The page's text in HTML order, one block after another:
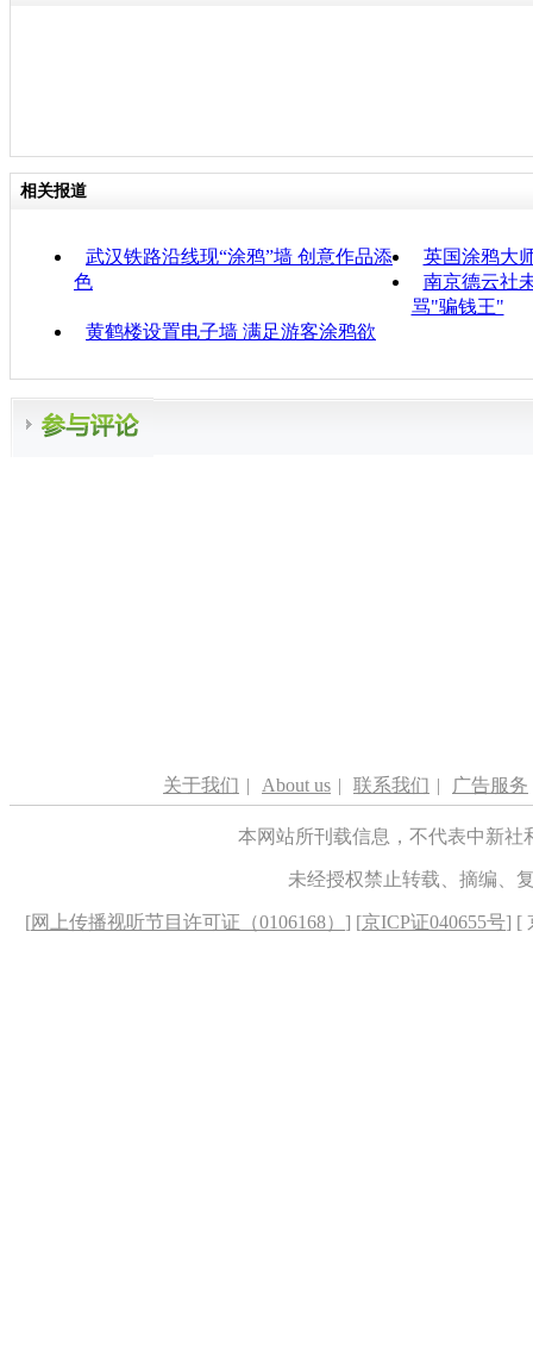
相关报道
武汉铁路沿线现“涂鸦”墙 创意作品添
色
英国涂鸦大
南京德云社
骂"骗钱王"
黄鹤楼设置电子墙 满足游客涂鸦欲
关于我们 | About us | 联系我们 | 广告服务
本网站所刊载信息，不代表中新
未经授权禁止转载、摘编、
[网上传播视听节目许可证（0106168） ] [京ICP证040655号] [